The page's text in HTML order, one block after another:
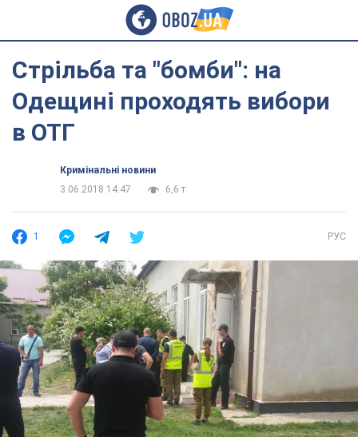
Стрільба та "бомби": на
Одещині проходять вибори
в ОТГ
Кримінальні новини
3.06.2018 14:47
6,6 т.
1 РУС